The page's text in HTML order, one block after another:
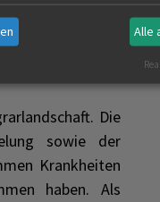
der
von
ist es zu
Die
sowie der
Krankheiten
haben. Als
Alle